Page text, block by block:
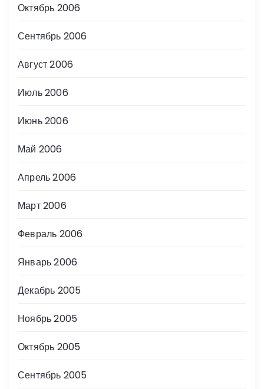
Октябрь 2006
Сентябрь 2006
Август 2006
Июль 2006
Июнь 2006
Май 2006
Апрель 2006
Март 2006
Февраль 2006
Январь 2006
Декабрь 2005
Ноябрь 2005
Октябрь 2005
Сентябрь 2005